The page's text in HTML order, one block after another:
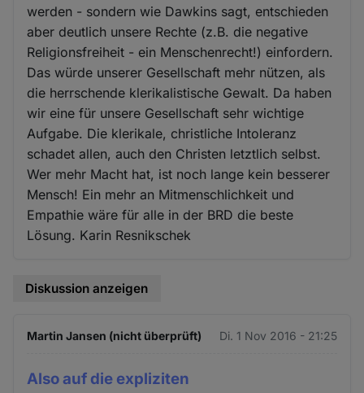
werden - sondern wie Dawkins sagt, entschieden
aber deutlich unsere Rechte (z.B. die negative
Religionsfreiheit - ein Menschenrecht!) einfordern.
Das würde unserer Gesellschaft mehr nützen, als
die herrschende klerikalistische Gewalt. Da haben
wir eine für unsere Gesellschaft sehr wichtige
Aufgabe. Die klerikale, christliche Intoleranz
schadet allen, auch den Christen letztlich selbst.
Wer mehr Macht hat, ist noch lange kein besserer
Mensch! Ein mehr an Mitmenschlichkeit und
Empathie wäre für alle in der BRD die beste
Lösung. Karin Resnikschek
Diskussion anzeigen
Martin Jansen (nicht überprüft) Di. 1 Nov 2016 - 21:25
Also auf die expliziten